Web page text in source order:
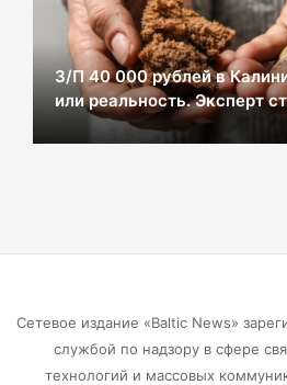
Жители многоэтажки на
без воды уже неделю
07-08-2026
«Мираторг» загадил
2027 году.
07-08-2026
З/П 40 000 рублей в
или реальность. Эксперт
Сетевое издание «Baltic News»
службой по надзору в сфере
технологий и массовых